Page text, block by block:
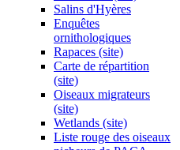
Salins d'Hyères
Enquêtes
ornithologiques
Rapaces (site)
Carte de répartition
(site)
Oiseaux migrateurs
(site)
Wetlands (site)
Liste rouge des oiseaux